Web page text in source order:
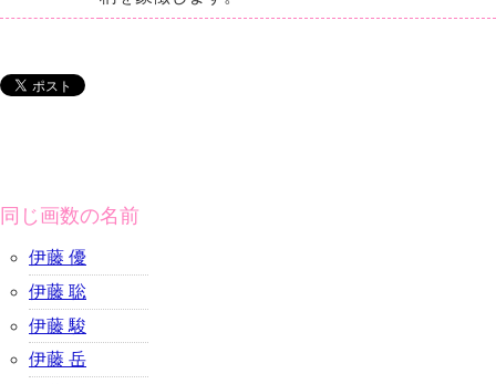
同じ画数の名前
伊藤 優
伊藤 聡
伊藤 駿
伊藤 岳